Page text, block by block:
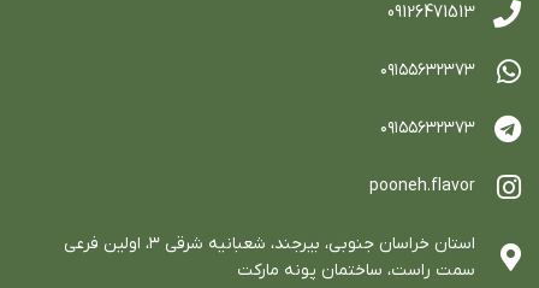
09126471513
٠٩١٥٥٦٣٢٣٧٣
٠٩١٥٥٦٣٢٣٧٣
pooneh.flavor
استان خراسان جنوبي، بيرجند، شعبانيه شرقي ٣، اولين فرعي
سمت راست، ساختمان پونه ماركت